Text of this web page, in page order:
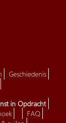
Geschiedenis
in Opdracht
FAQ